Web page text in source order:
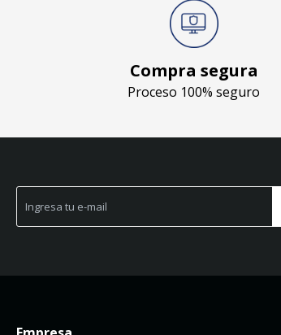
Compra segura
Proceso 100% seguro